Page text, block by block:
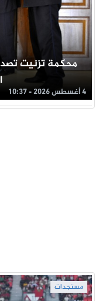
محكمة تزنيت
4 أغسطس 2026 - 10:37
مستجدات